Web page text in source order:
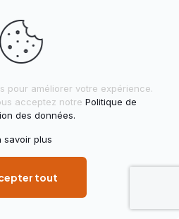
pour améliorer votre expérience.
acceptez notre Politique de
des données.
savoir plus
tout